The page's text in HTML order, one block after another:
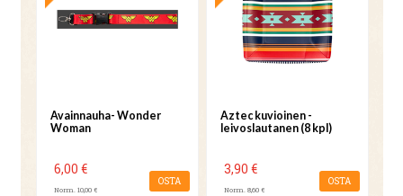
Avainnauha- Wonder
Woman
6,00 €
Norm. 10,00 €
OSTA
Aztec kuvioinen -
leivoslautanen (8 kpl)
3,90 €
Norm. 8,60 €
OSTA